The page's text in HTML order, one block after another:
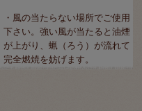
・風の当たらない場所でご使用
下さい。強い風が当たると油煙
が上がり、蝋（ろう）が流れて
完全燃焼を妨げます。